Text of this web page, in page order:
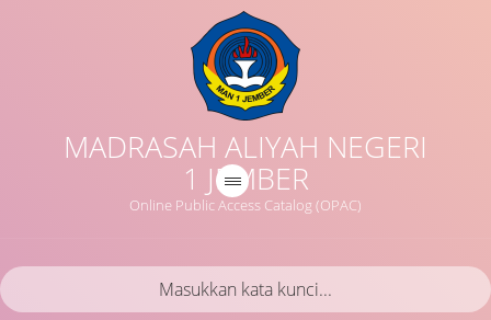
MADRASAH ALIYAH NEGERI
1 JEMBER
Online Public Access Catalog (OPAC)